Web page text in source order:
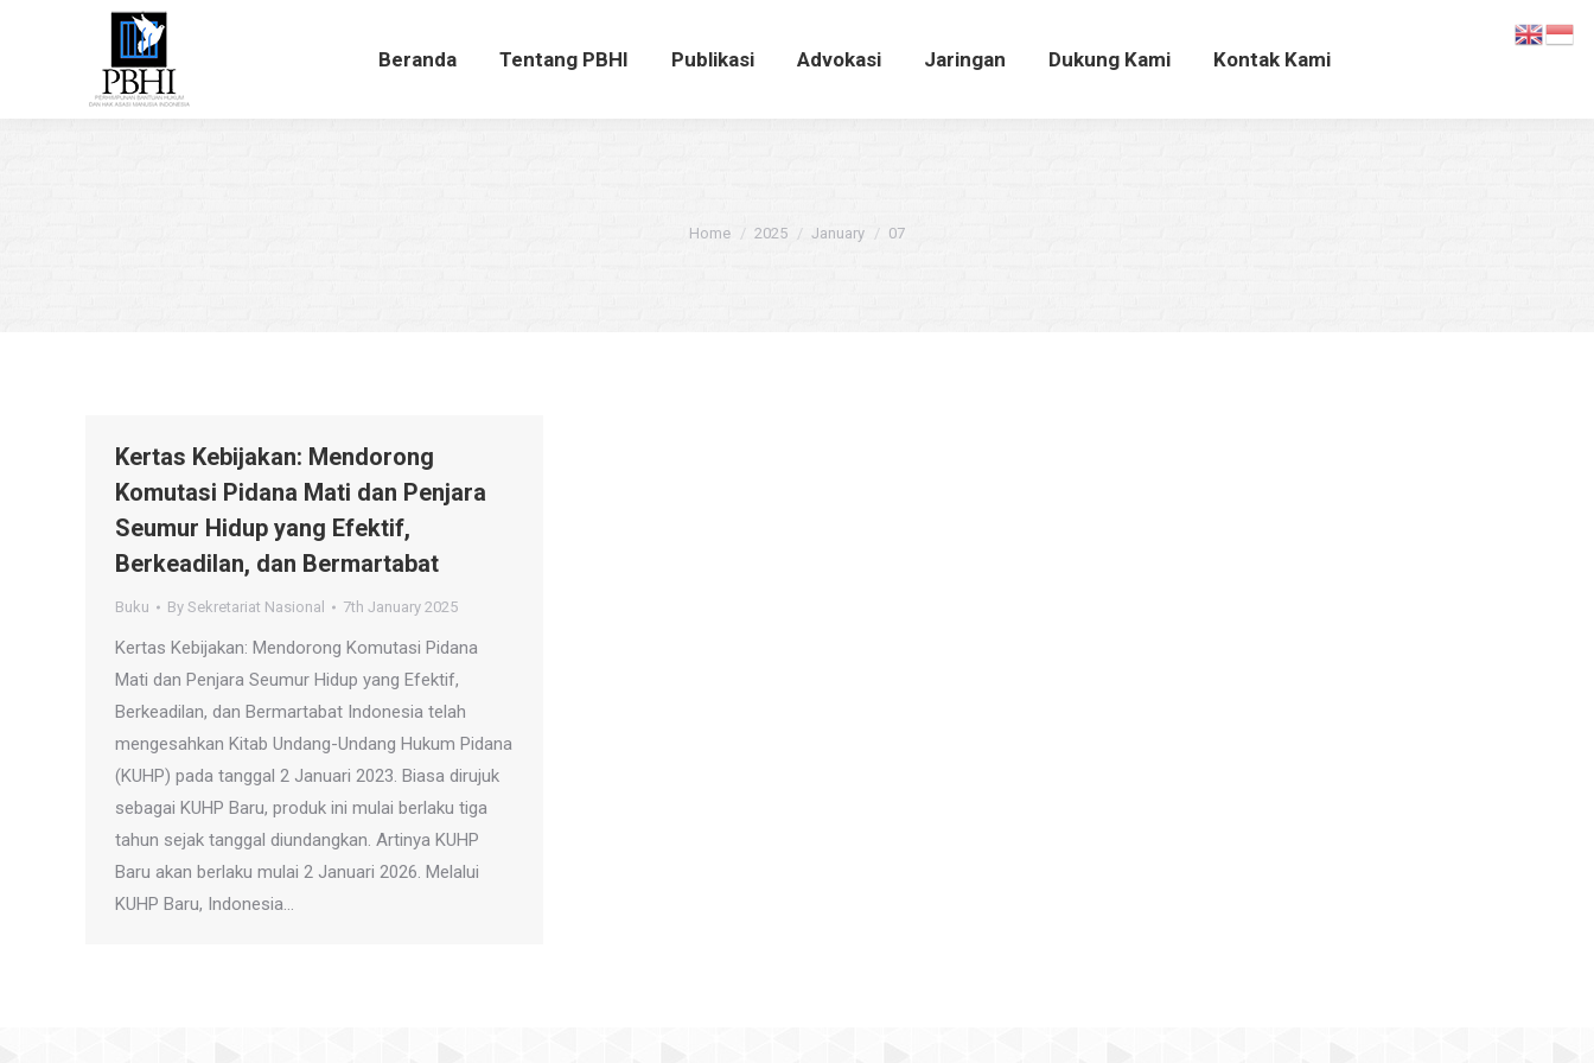
Beranda Tentang PBHI Publikasi Advokasi Jaringan Dukung Kami Kontak Kami
You are here:
Home 2025 January 07
Kertas Kebijakan: Mendorong
Komutasi Pidana Mati dan Penjara
Seumur Hidup yang Efektif,
Berkeadilan, dan Bermartabat
Buku By Sekretariat Nasional 7th January 2025
Kertas Kebijakan: Mendorong Komutasi Pidana
Mati dan Penjara Seumur Hidup yang Efektif,
Berkeadilan, dan Bermartabat Indonesia telah
mengesahkan Kitab Undang-Undang Hukum Pidana
(KUHP) pada tanggal 2 Januari 2023. Biasa dirujuk
sebagai KUHP Baru, produk ini mulai berlaku tiga
tahun sejak tanggal diundangkan. Artinya KUHP
Baru akan berlaku mulai 2 Januari 2026. Melalui
KUHP Baru, Indonesia…
Beranda Tentang PBHI Publikasi Advokasi Jaringan Dukung Kami Kontak Kami